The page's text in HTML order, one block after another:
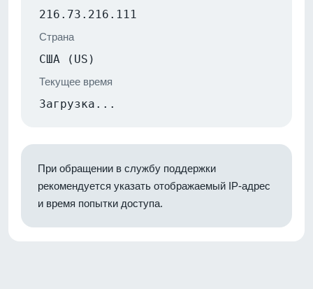
216.73.216.111
Страна
США (US)
Текущее время
Загрузка...
При обращении в службу поддержки
рекомендуется указать отображаемый IP-адрес
и время попытки доступа.